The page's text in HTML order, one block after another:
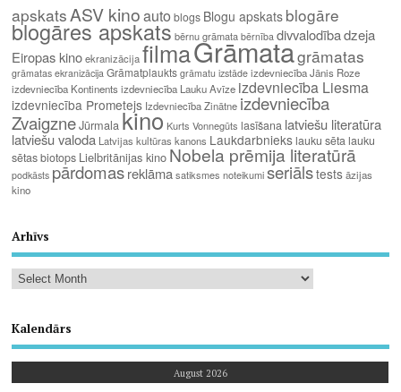
apskats ASV kinoauto blogs Blogu apskats blogāre
blogāres apskats bērnu grāmata bērnība divvalodībadzeja
Eiropas kino ekranizācija filmaGrāmatagrāmatas
grāmatas ekranizācija Grāmatplaukts grāmatu izstāde izdevniecība Jānis Roze
izdevniecība Kontinents izdevniecība Lauku Avīze izdevniecība Liesma
izdevniecība Prometejs Izdevniecība Zinātne izdevniecība
ZvaigzneJūrmala kino Kurts Vonnegūts lasīšana latviešu literatūra
latviešu valoda Latvijas kultūras kanons Laukdarbniekslauku sēta lauku
sētas biotops Lielbritānijas kino Nobela prēmija literatūrā
podkāsts pārdomasreklāma satiksmes noteikumi seriālstests āzijas
kino
Arhīvs
Kalendārs
August 2026